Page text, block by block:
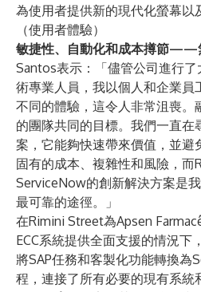
為使用者提供新的現代化螢幕以
（使用者體驗）
敏捷性、自動化和成本撙節——
Santos表示：「儘管公司進行
術專業人員，我以個人和企業員
不同的體驗，這令人非常沮喪。
的團隊共同的目標。我們一直在
案，它能夠快速帶來價值，並避
固有的成本、複雜性和風險，而
ServiceNow的創新解決方案是
最可靠的途徑。」
在Rimini Street為Apsen
ECC系統提供全面支援的情況下
將SAP任務和客製化功能轉換為
程，連接了所有必要的現有系統